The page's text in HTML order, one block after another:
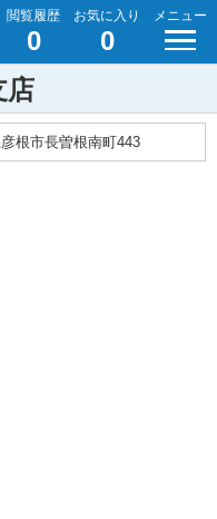
閲覧履歴
0
お気に入り
0
メニュー
店
根市長曽根南町443